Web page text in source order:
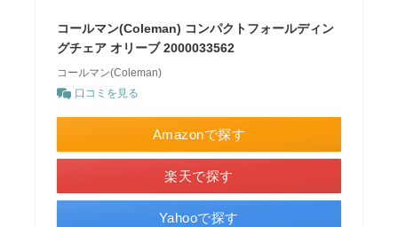
コールマン(Coleman) コンパクトフォールディン
グチェア オリーブ 2000033562
コールマン(Coleman)
口コミを見る
Amazonで探す
楽天で探す
Yahooで探す